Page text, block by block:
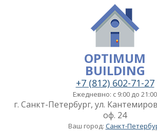
OPTIMUM
BUILDING
+7 (812) 602-71-27
Ежедневно: с 9:00 до 21:00
г. Санкт-Петербург, ул.
оф. 24
Ваш город: Санкт-